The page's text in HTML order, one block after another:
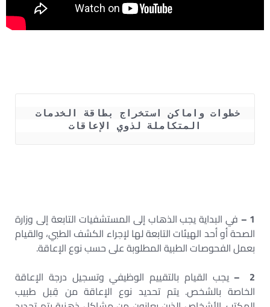
المتكاملة لذوي الإعاقات
1 – في البداية يجب الذهاب إلى المستشفيات التابعة إلى وزارة
الصحة أو أحد الهيئات التابعة لها لإجراء الكشف الطبي، والقيام
بعمل الفحوصات الطبية المطلوبة على حسب نوع الإعاقة.
2 –
يجب القيام بالتقييم الوظيفي وتسجيل درجة الإعاقة
الخاصة بالشخص. يتم تحديد نوع الإعاقة من قِبل طبيب